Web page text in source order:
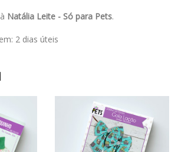
Natália Leite - Só para Pets.
2 dias úteis